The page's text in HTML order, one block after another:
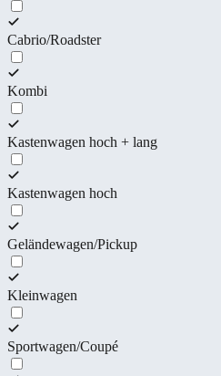
Cabrio/Roadster
Kombi
Kastenwagen hoch + lang
Kastenwagen hoch
Geländewagen/Pickup
Kleinwagen
Sportwagen/Coupé